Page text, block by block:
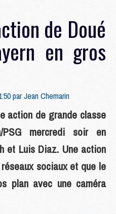
de Doué
en gros
parJean Chemarin
action de grande classe
mercredi soir en
et Luis Diaz. Une action
sociaux et que le
plan avec une caméra